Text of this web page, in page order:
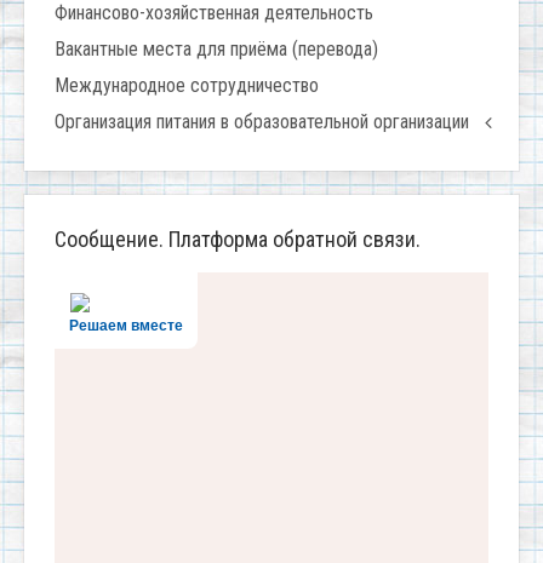
Финансово-хозяйственная деятельность
Вакантные места для приёма (перевода)
Международное сотрудничество
Организация питания в образовательной организации
Сообщение. Платформа обратной связи.
Решаем вместе